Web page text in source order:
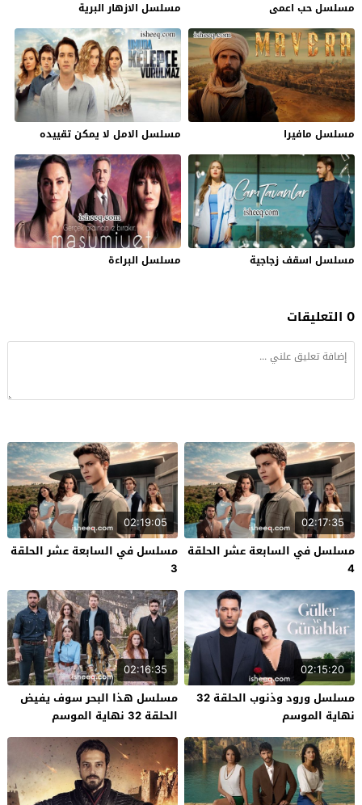
مسلسل حب اعمى مسلسل الازهار البرية
مسلسل مافيرا مسلسل الامل لا يمكن تقييده
مسلسل اسقف زجاجية مسلسل البراءة
0 التعليقات
02:17:35
مسلسل في السابعة عشر الحلقة
4
02:19:05
مسلسل في السابعة عشر الحلقة
3
02:15:20
مسلسل ورود وذنوب الحلقة 32
نهاية الموسم
02:16:35
مسلسل هذا البحر سوف يفيض
الحلقة 32 نهاية الموسم